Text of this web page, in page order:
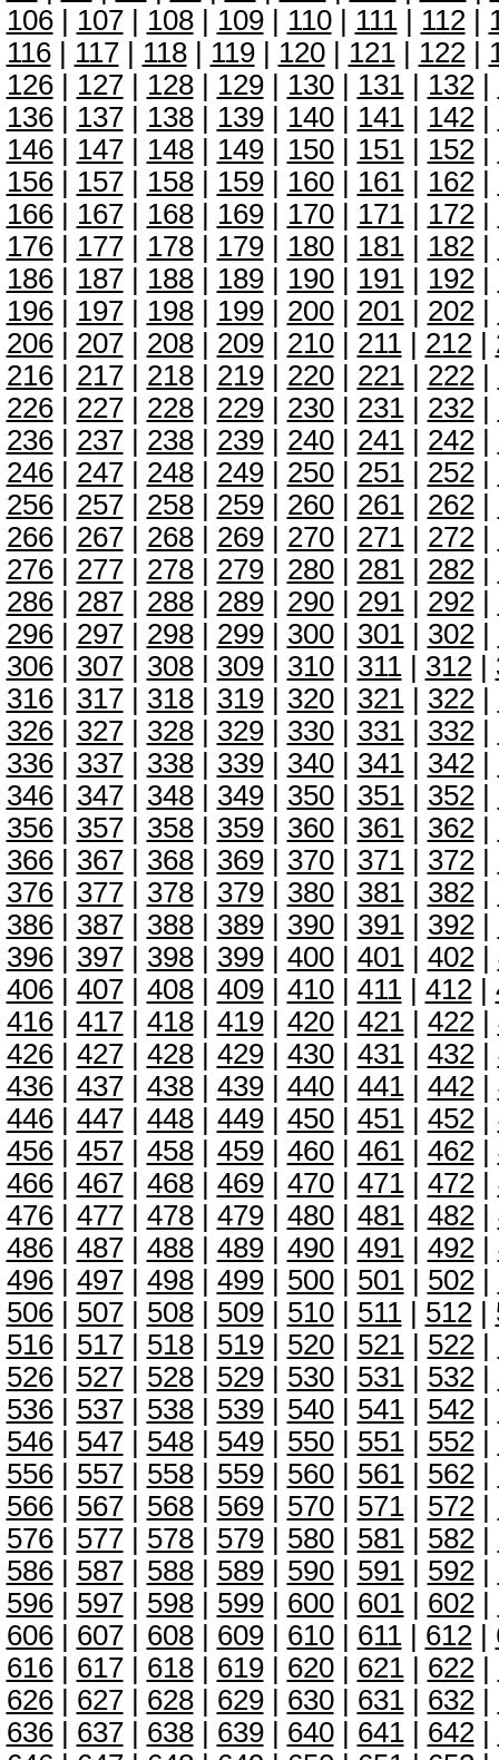
106| 107| 108| 109| 110| 111| 112|
116| 117| 118| 119| 120| 121| 122|
126| 127| 128| 129| 130| 131| 132|
136| 137| 138| 139| 140| 141| 142|
146| 147| 148| 149| 150| 151| 152|
156| 157| 158| 159| 160| 161| 162|
166| 167| 168| 169| 170| 171| 172|
176| 177| 178| 179| 180| 181| 182|
186| 187| 188| 189| 190| 191| 192|
196| 197| 198| 199| 200| 201| 202|
206| 207| 208| 209| 210| 211| 212|
216| 217| 218| 219| 220| 221| 222|
226| 227| 228| 229| 230| 231| 232|
236| 237| 238| 239| 240| 241| 242|
246| 247| 248| 249| 250| 251| 252|
256| 257| 258| 259| 260| 261| 262|
266| 267| 268| 269| 270| 271| 272|
276| 277| 278| 279| 280| 281| 282|
286| 287| 288| 289| 290| 291| 292|
296| 297| 298| 299| 300| 301| 302|
306| 307| 308| 309| 310| 311| 312|
316| 317| 318| 319| 320| 321| 322|
326| 327| 328| 329| 330| 331| 332|
336| 337| 338| 339| 340| 341| 342|
346| 347| 348| 349| 350| 351| 352|
356| 357| 358| 359| 360| 361| 362|
366| 367| 368| 369| 370| 371| 372|
376| 377| 378| 379| 380| 381| 382|
386| 387| 388| 389| 390| 391| 392|
396| 397| 398| 399| 400| 401| 402|
406| 407| 408| 409| 410| 411| 412|
416| 417| 418| 419| 420| 421| 422|
426| 427| 428| 429| 430| 431| 432|
436| 437| 438| 439| 440| 441| 442|
446| 447| 448| 449| 450| 451| 452|
456| 457| 458| 459| 460| 461| 462|
466| 467| 468| 469| 470| 471| 472|
476| 477| 478| 479| 480| 481| 482|
486| 487| 488| 489| 490| 491| 492|
496| 497| 498| 499| 500| 501| 502|
506| 507| 508| 509| 510| 511| 512|
516| 517| 518| 519| 520| 521| 522|
526| 527| 528| 529| 530| 531| 532|
536| 537| 538| 539| 540| 541| 542|
546| 547| 548| 549| 550| 551| 552|
556| 557| 558| 559| 560| 561| 562|
566| 567| 568| 569| 570| 571| 572|
576| 577| 578| 579| 580| 581| 582|
586| 587| 588| 589| 590| 591| 592|
596| 597| 598| 599| 600| 601| 602|
606| 607| 608| 609| 610| 611| 612|
616| 617| 618| 619| 620| 621| 622|
626| 627| 628| 629| 630| 631| 632|
636| 637| 638| 639| 640| 641| 642|